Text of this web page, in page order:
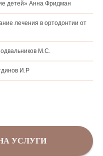
детей» Анна Фридман
лечения в ортодонтии от
М.С.
И.Р
УСЛУГИ